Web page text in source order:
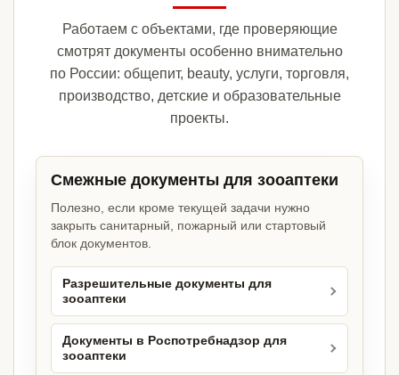
Работаем с объектами, где проверяющие
смотрят документы особенно внимательно
по России: общепит, beauty, услуги, торговля,
производство, детские и образовательные
проекты.
Смежные документы для зооаптеки
Полезно, если кроме текущей задачи нужно
закрыть санитарный, пожарный или стартовый
блок документов.
Разрешительные документы для
зооаптеки
Документы в Роспотребнадзор для
зооаптеки